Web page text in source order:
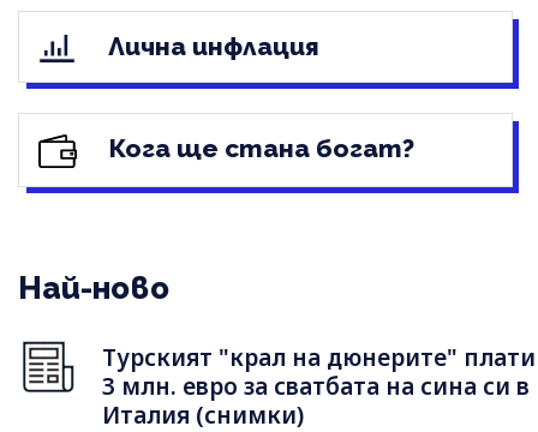
Лична инфлация
Кога ще стана богат?
Най-ново
Турският "крал на дюнерите" плати
3 млн. евро за сватбата на сина си в
Италия (снимки)